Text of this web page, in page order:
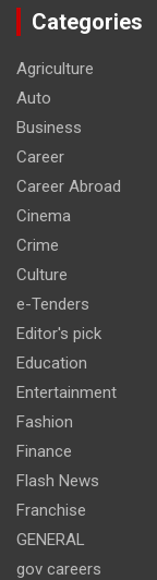
Categories
Agriculture
Auto
Business
Career
Career Abroad
Cinema
Crime
Culture
e-Tenders
Editor's pick
Education
Entertainment
Fashion
Finance
Flash News
Franchise
GENERAL
gov careers